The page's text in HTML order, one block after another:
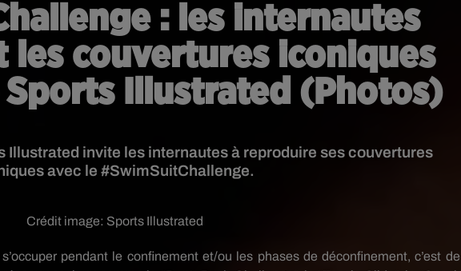
: les internautes
les couvertures iconiques
Illustrated (Photos)
Illustrated invite les internautes à reproduire ses couvertures
avec le #SwimSuitChallenge.
Crédit image: Sports Illustrated
pendant le confinement et/ou les phases de déconfinement, c’est de